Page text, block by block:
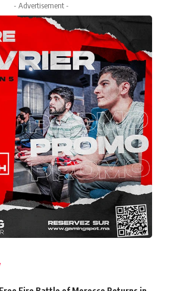
- Advertisement -